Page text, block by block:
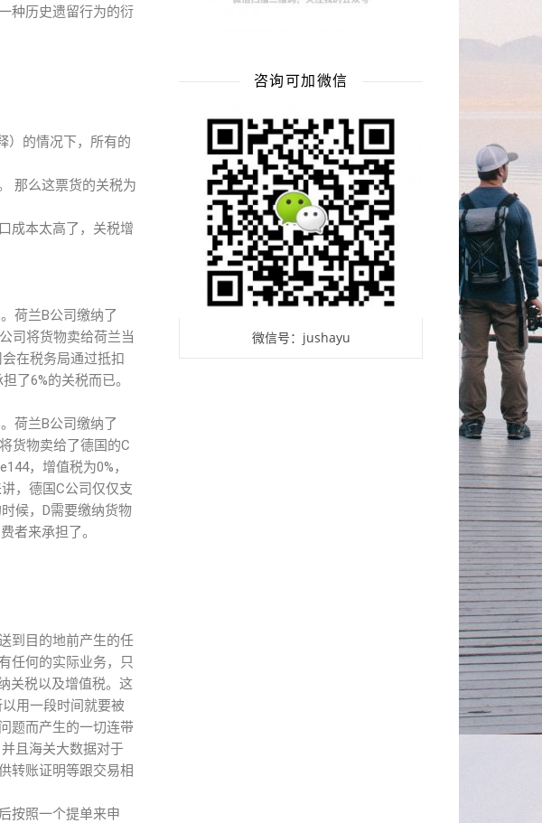
种历史遗留行为的衍
）的情况下，所有的
那么这票货的关税为
成本太高了，关税增
荷兰B公司缴纳了
司将货物卖给荷兰当
在税务局通过抵扣
了6%的关税而已。
荷兰B公司缴纳了
货物卖给了德国的C
，增值税为0%，
，德国C公司仅仅支
候，D需要缴纳货物
者来承担了。
到目的地前产生的任
任何的实际业务，只
关税以及增值税。这
用一段时间就要被
题而产生的一切连带
且海关大数据对于
转账证明等跟交易相
按照一个提单来申
咨询可加微信
微信号：jushayu